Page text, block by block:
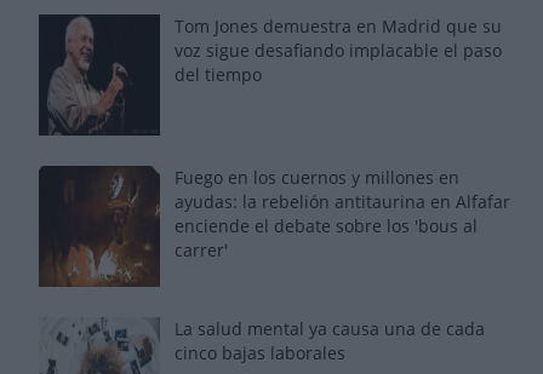
Tom Jones demuestra en Madrid que su
voz sigue desafiando implacable el paso
del tiempo
Fuego en los cuernos y millones en
ayudas: la rebelión antitaurina en Alfafar
enciende el debate sobre los 'bous al
carrer'
La salud mental ya causa una de cada
cinco bajas laborales